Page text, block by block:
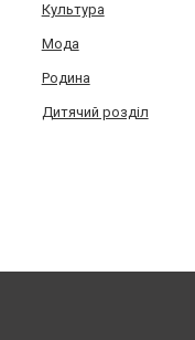
Культура
Мода
Родина
Дитячий розділ